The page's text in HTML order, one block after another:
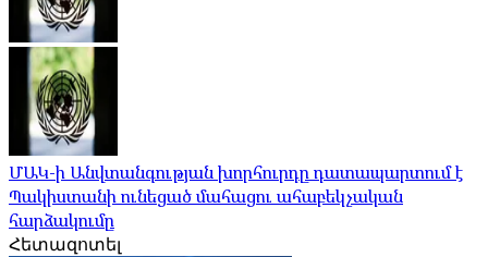
ՄԱԿ-ի Անվտանգության խորհուրդը դատապարտում է
Պակիստանի ունեցած մահացու ահաբեկչական
հարձակումը
Հետազոտել